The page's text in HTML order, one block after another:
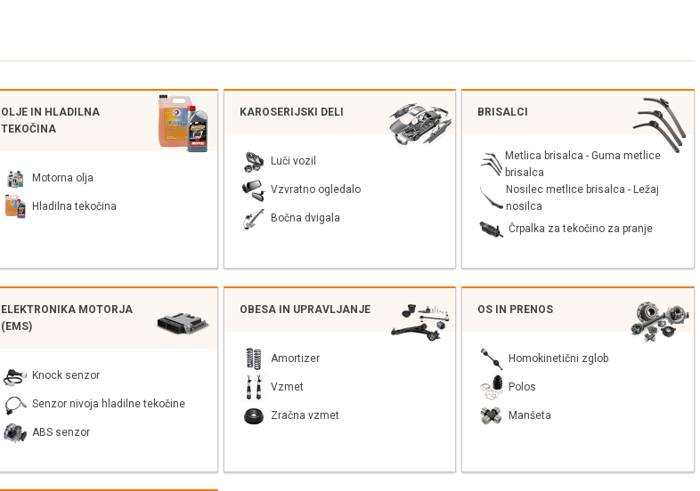
OLJE IN HLADILNA
TEKOČINA
Motorna olja
Hladilna tekočina
KAROSERIJSKI DELI
Luči vozil
Vzvratno ogledalo
Bočna dvigala
BRISALCI
Metlica brisalca - Guma metlice
brisalca
Nosilec metlice brisalca - Ležaj
nosilca
Črpalka za tekočino za pranje
ELEKTRONIKA MOTORJA
(EMS)
Knock senzor
Senzor nivoja hladilne tekočine
ABS senzor
OBESA IN UPRAVLJANJE
Amortizer
Vzmet
Zračna vzmet
OS IN PRENOS
Homokinetični zglob
Polos
Manšeta